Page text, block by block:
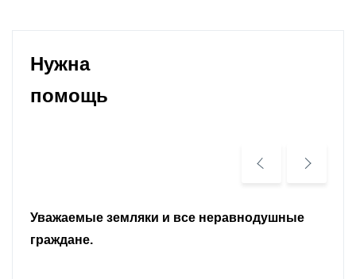
Нужна
помощь
Уважаемые земляки и все неравнодушные
граждане.